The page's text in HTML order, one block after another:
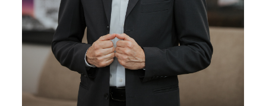
rápido y eficiente
Más información
Visa de trabajo
Más información